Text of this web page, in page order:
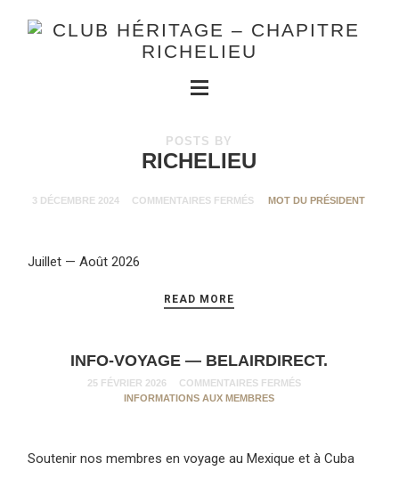
POSTS BY
RICHELIEU
3 DÉCEMBRE 2024 COMMENTAIRES FERMÉS MOT DU PRÉSIDENT
Juillet — Août 2026
READ MORE
INFO-VOYAGE — BELAIRDIRECT.
25 FÉVRIER 2026
COMMENTAIRES FERMÉS
INFORMATIONS AUX MEMBRES
Soutenir nos membres en voyage au Mexique et à Cuba